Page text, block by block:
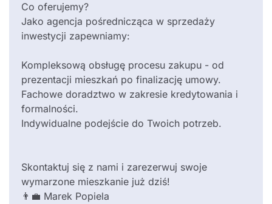
Co oferujemy?
Jako agencja pośrednicząca w sprzedaży
inwestycji zapewniamy:
Kompleksową obsługę procesu zakupu - od
prezentacji mieszkań po finalizację umowy.
Fachowe doradztwo w zakresie kredytowania i
formalności.
Indywidualne podejście do Twoich potrzeb.
Skontaktuj się z nami i zarezerwuj swoje
wymarzone mieszkanie już dziś!
👨‍💼 Marek Popiela